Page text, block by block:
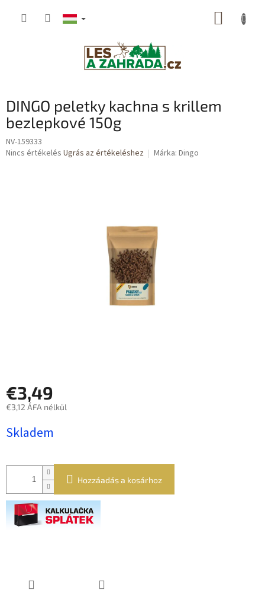
KOSÁR
DINGO peletky kachna s krillem
bezlepkové 150g
NV-159333
A
Nincs értékelés Ugrás az értékeléshez Márka: Dingo
€3,49
€3,12 ÁFA nélkül
Skladem
Hozzáadás a kosárhoz